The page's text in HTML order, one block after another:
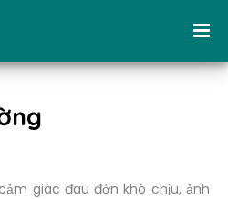
giác đau đớn khó chịu, ảnh